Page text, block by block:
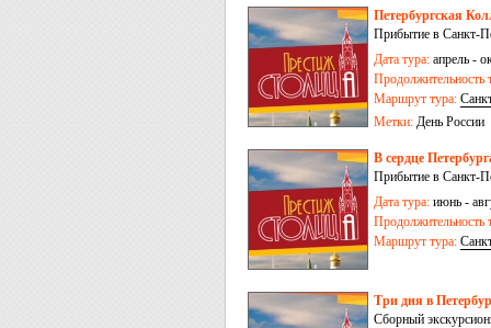
Петербургская
Прибытие в Санкт-
Дата тура: апрель -
Продолжительность
Маршрут тура:
Метки: День России
В сердце
Прибытие в Санкт-
Дата тура: июнь -
Продолжительность
Маршрут тура:
Три дня в
Сборный